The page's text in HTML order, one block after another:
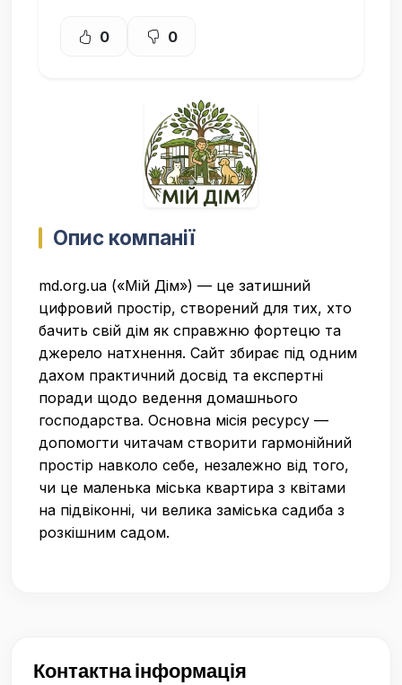
0 0
Опис компанії
md.org.ua («Мій Дім») — це затишний
цифровий простір, створений для тих, хто
бачить свій дім як справжню фортецю та
джерело натхнення. Сайт збирає під одним
дахом практичний досвід та експертні
поради щодо ведення домашнього
господарства. Основна місія ресурсу —
допомогти читачам створити гармонійний
простір навколо себе, незалежно від того,
чи це маленька міська квартира з квітами
на підвіконні, чи велика заміська садиба з
розкішним садом.
Контактна інформація